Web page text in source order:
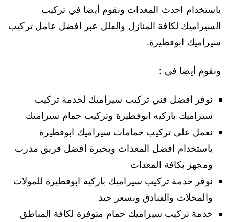
باستخدام احدث المعدات ونقوم أيضا في تركيب
السيراميك لكافة المنازل والفلل عبر افضل عامل تركيب
سيراميك ابوفطيرة.
ونقوم أيضا في :
نوفر افضل فني تركيب سيراميك لخدمة تركيب
سيراميك باركيه ابوفطيرة وتركيب حمام سيراميك
نعمل على تركيب حمامات سيراميك ابوفطيرة
باستخدام افضل المعدات وبخبرة افضل فريق مدرب
ومجهز بكافة المعدات
نوفر خدمة تركيب سيراميك باركيه ابوفطيرة للمولات
والمحلات والفنادق وبسعر جيد
خدمة تركيب سيراميك حمام متوفرة لكافة المناطق